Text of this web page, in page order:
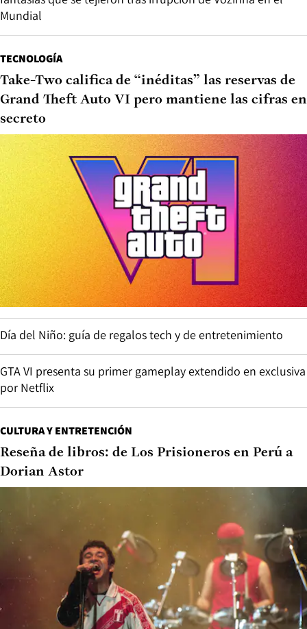
Mundial
TECNOLOGÍA
Take-Two califica de “inéditas” las reservas de
Grand Theft Auto VI pero mantiene las cifras en
secreto
Día del Niño: guía de regalos tech y de entretenimiento
GTA VI presenta su primer gameplay extendido en exclusiva
por Netflix
CULTURA Y ENTRETENCIÓN
Reseña de libros: de Los Prisioneros en Perú a
Dorian Astor